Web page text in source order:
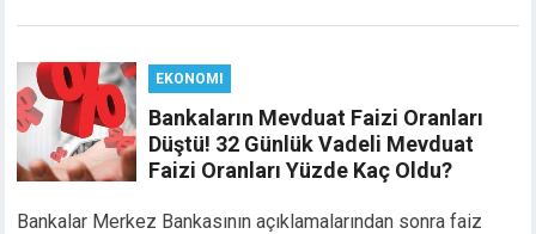
panel
panel
panel
panel
panel
panel
EKONOMI
Bankaların Mevduat Faizi Oranları
Düştü! 32 Günlük Vadeli Mevduat
Faizi Oranları Yüzde Kaç Oldu?
Bankalar Merkez Bankasının açıklamalarından sonra faiz